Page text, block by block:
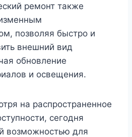
ремонт также
позволяя быстро и
внешний вид
обновление
и освещения.
на распространенное
сегодня
возможностью для